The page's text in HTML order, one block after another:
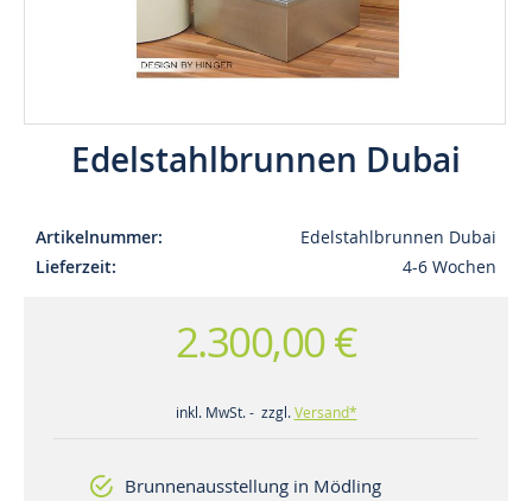
Edelstahlbrunnen Dubai
Artikelnummer
Edelstahlbrunnen Dubai
Lieferzeit
4-6 Wochen
2.300,00 €
inkl. MwSt. - zzgl.Versand*
Brunnenausstellung in Mödling